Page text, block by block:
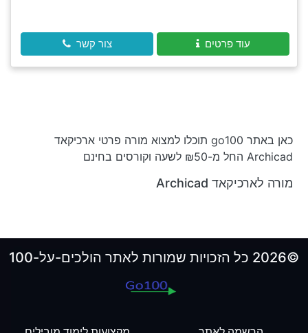
עוד פרטים צור קשר
כאן באתר go100 תוכלו למצוא מורה פרטי ארכיקאד
Archicad החל מ-₪50 לשעה וקורסים בחינם
מורה לארכיקאד Archicad
©2026 כל הזכויות שמורות לאתר הולכים-על-100